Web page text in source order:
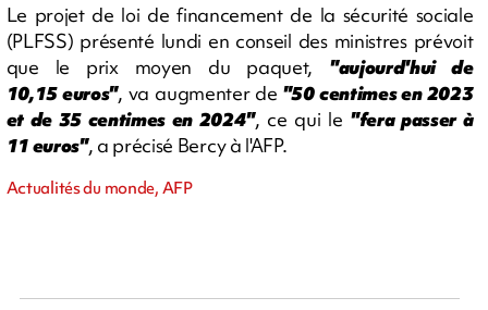
Le projet de loi de financement de la sécurité sociale
(PLFSS) présenté lundi en conseil des ministres prévoit
que le prix moyen du paquet, "aujourd'hui de
10,15 euros", va augmenter de "50 centimes en 2023
et de 35 centimes en 2024", ce qui le "fera passer à
11 euros", a précisé Bercy à l'AFP.
Actualités du monde, AFP